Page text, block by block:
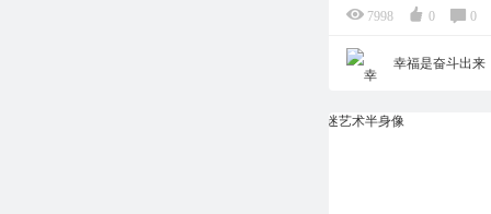
7998
0 0
幸福是奋斗出来